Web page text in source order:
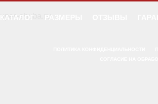
КАТАЛОГ РАЗМЕРЫ